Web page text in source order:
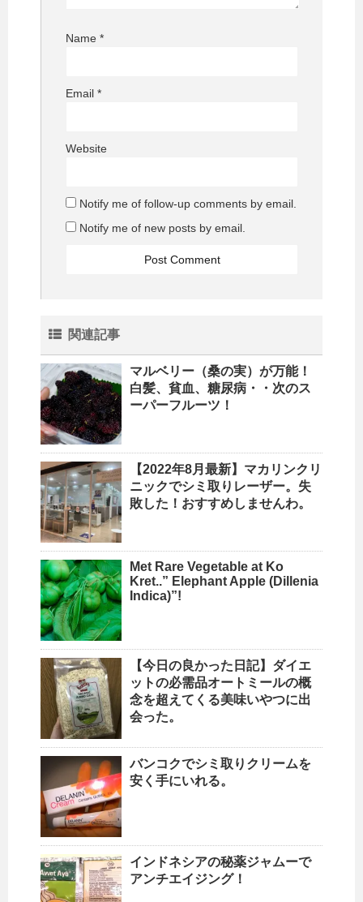
Name *
Email *
Website
Notify me of follow-up comments by email.
Notify me of new posts by email.
関連記事
マルベリー（桑の実）が万能！
白髪、貧血、糖尿病・・次のス
ーパーフルーツ！
【2022年8月最新】マカリンクリ
ニックでシミ取りレーザー。失
敗した！おすすめしませんわ。
Met Rare Vegetable at Ko
Kret..” Elephant Apple (Dillenia
Indica)”!
【今日の良かった日記】ダイエ
ットの必需品オートミールの概
念を超えてくる美味いやつに出
会った。
バンコクでシミ取りクリームを
安く手にいれる。
インドネシアの秘薬ジャムーで
アンチエイジング！